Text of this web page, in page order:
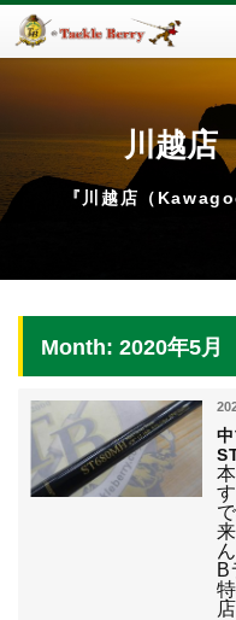
川越店
『川越店（
Month: 2020年5月
B